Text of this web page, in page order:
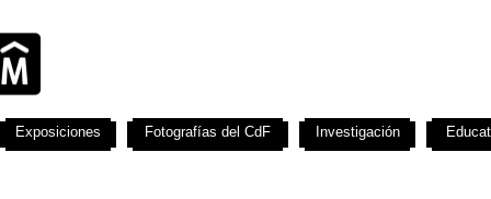
Exposiciones Fotografías del CdF Investigación